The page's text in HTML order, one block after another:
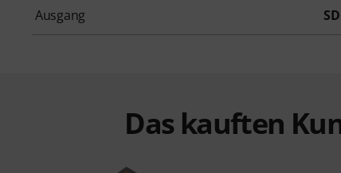
Ausgang
Das kauften